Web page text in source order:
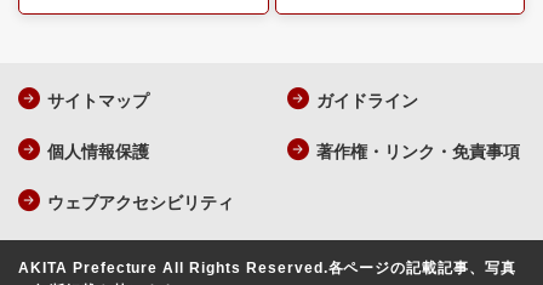
サイトマップ ガイドライン
個人情報保護 著作権・リンク・免責事項
ウェブアクセシビリティ
AKITA Prefecture All Rights Reserved.各ページの記載記事、写真